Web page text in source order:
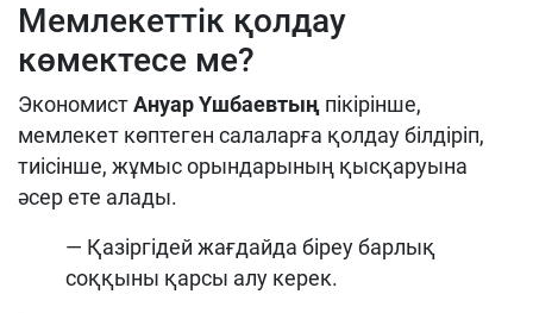
Мемлекеттік қолдау
көмектесе ме?
ЭкономистАнуар Үшбаевтың пікірінше,
мемлекет көптеген салаларға қолдау білдіріп,
тиісінше, жұмыс орындарының қысқаруына
әсер ете алады.
— Қазіргідей жағдайда біреу барлық
соққыны қарсы алу керек.